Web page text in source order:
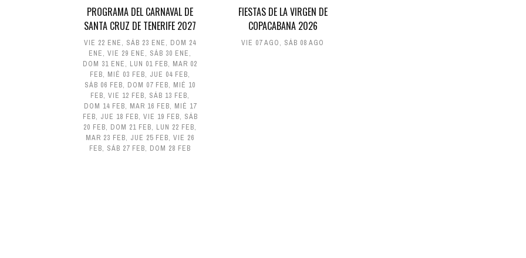
PROGRAMA DEL CARNAVAL DE
SANTA CRUZ DE TENERIFE 2027
VIE 22 ENE, SÁB 23 ENE, DOM 24
ENE,VIE 29 ENE, SÁB 30 ENE,
DOM 31 ENE, LUN 01 FEB, MAR 02
FEB, MIÉ 03 FEB, JUE 04 FEB,
SÁB 06 FEB, DOM 07 FEB, MIÉ 10
FEB,VIE 12 FEB, SÁB 13 FEB,
DOM 14 FEB, MAR 16 FEB, MIÉ 17
FEB, JUE 18 FEB, VIE 19 FEB, SÁB
20 FEB, DOM 21 FEB, LUN 22 FEB,
MAR 23 FEB, JUE 25 FEB,VIE 26
FEB, SÁB 27 FEB, DOM 28 FEB
FIESTAS DE LA VIRGEN DE
COPACABANA 2026
VIE 07 AGO, SÁB 08 AGO